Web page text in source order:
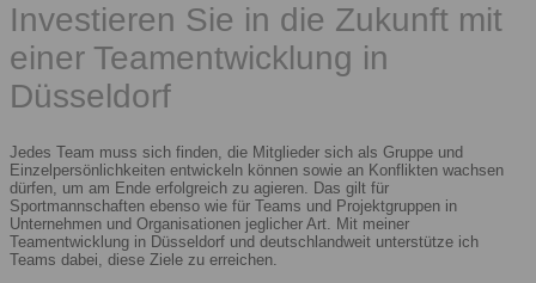
Investieren Sie in die Zukunft mit
einer Teamentwicklung in
Düsseldorf
Jedes Team muss sich finden, die Mitglieder sich als Gruppe und
Einzelpersönlichkeiten entwickeln können sowie an Konflikten wachsen
dürfen, um am Ende erfolgreich zu agieren. Das gilt für
Sportmannschaften ebenso wie für Teams und Projektgruppen in
Unternehmen und Organisationen jeglicher Art. Mit meiner
Teamentwicklung in Düsseldorf und deutschlandweit unterstütze ich
Teams dabei, diese Ziele zu erreichen.